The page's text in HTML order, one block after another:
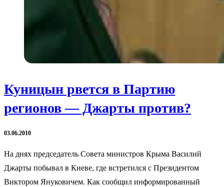
Куницын рвется в Партию
регионов — Джарты против?
03.06.2010
На днях председатель Совета министров Крыма Василий
Джарты побывал в Киеве, где встретился с Президентом
Виктором Януковичем. Как сообщил информированный